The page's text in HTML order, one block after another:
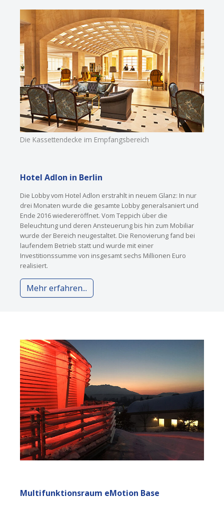
Die Kassettendecke im Empfangsbereich
Hotel Adlon in Berlin
Die Lobby vom Hotel Adlon erstrahlt in neuem Glanz: In nur
drei Monaten wurde die gesamte Lobby generalsaniert und
Ende 2016 wiedereröffnet. Vom Teppich über die
Beleuchtung und deren Ansteuerung bis hin zum Mobiliar
wurde der Bereich neugestaltet. Die Renovierung fand bei
laufendem Betrieb statt und wurde mit einer
Investitionssumme von insgesamt sechs Millionen Euro
realisiert.
Mehr erfahren...
Multifunktionsraum eMotion Base